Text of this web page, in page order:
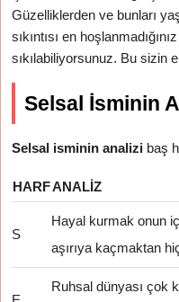
Güzelliklerden ve bunları
sıkıntısı en
sıkılabiliyorsunuz. Bu sizin
Selsal İsminin
Selsal isminin analizi baş
HARFANALIZ
S
Hayal kurmak onun
aşırıya kaçmaktan
Ruhsal dünyası çok